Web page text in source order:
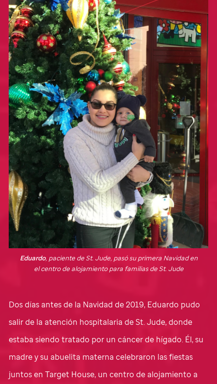
Dos días antes de la Navidad de 2019, Eduardo pudo
salir de la atención hospitalaria deSt. Jude,donde
estaba siendo tratado por un cáncer de hígado. Él, su
madre y su abuelita materna celebraron las fiestas
juntos en Target House, un centro de alojamiento a
Eduardo, paciente deSt. Jude, pasó su primera Navidad en
el centro de alojamiento para familias deSt. Jude